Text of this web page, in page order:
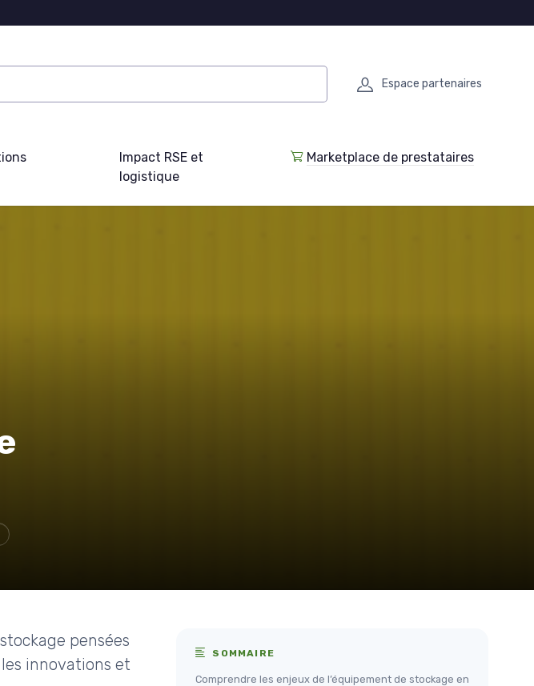
Espace partenaires
Impact RSE et
logistique
Marketplace de prestataires
pensées
innovations et
SOMMAIRE
Comprendre les enjeux de l’équipement de stockage en